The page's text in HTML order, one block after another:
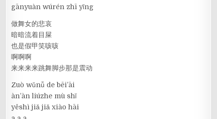
gānyuàn wúrén zhī yǐng
做舞女的悲哀
暗暗流着目屎
也是假甲笑咳咳
啊啊啊
来来来来跳舞脚步那是震动
Zuò wǔnǚ de bēi’āi
àn’àn liúzhe mù shǐ
yěshì jiǎ jiǎ xiào hāi